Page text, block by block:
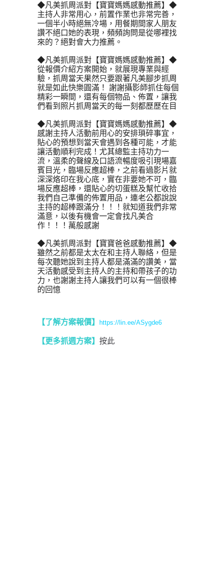
◆凡美抓周派對【寶寶媽媽感動推薦】◆
主持人非常用心，前置作業也非常完善，
一個半小時絕無冷場，用餐期間家人朋友
讚不絕口她的表現，頻頻詢問是從哪裡找
來的？絕對會大力推薦。
◆凡美抓周派對【寶寶媽媽感動推薦】◆
從報價介紹方案開始，就展現專業與經
驗，抓周當天果然只要跟著凡美腳步抓周
就是如此快樂圓滿！ 謝謝攝影師抓住每個
精彩一瞬間，還有每個物品、佈置，讓我
們看到照片抓周當天的每一刻都歷歷在目
◆凡美抓周派對【寶寶媽媽感動推薦】◆
感謝主持人活動前用心的安排瑣碎事宜，
貼心的預想到當天會遇到各種可能，才能
讓活動順利完成！尤其總監主持功力一
流，溫柔的聲線及口語流暢度吸引現場嘉
賓目光，臨場反應超棒，之前看過影片就
深深烙印在我心底，實在非要她不可，臨
場反應超棒，還貼心的切蛋糕及幫忙收拾
我們自己準備的佈置用品，連老公都說說
主持的超棒跟滿分！！！就知道我們非常
滿意，以後有機會一定會找凡美合
作！！！萬般感謝
◆凡美抓周派對【寶寶爸爸感動推薦】◆
雖然之前都是太太在和主持人聯絡，但是
每次聽她說到主持人都是滿滿的讚美，當
天活動感受到主持人的主持和帶孩子的功
力，也謝謝主持人讓我們可以有一個很棒
的回憶
【了解方案報價】 https://lin.ee/ASygde6
【更多抓週方案】 按此